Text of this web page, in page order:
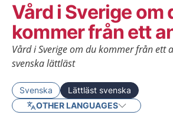
Vård i Sverige om
kommer från ett
Vård i Sverige om du kommer från ett
svenska lättläst
Svenska
Lättläst svenska
OTHER LANGUAGES